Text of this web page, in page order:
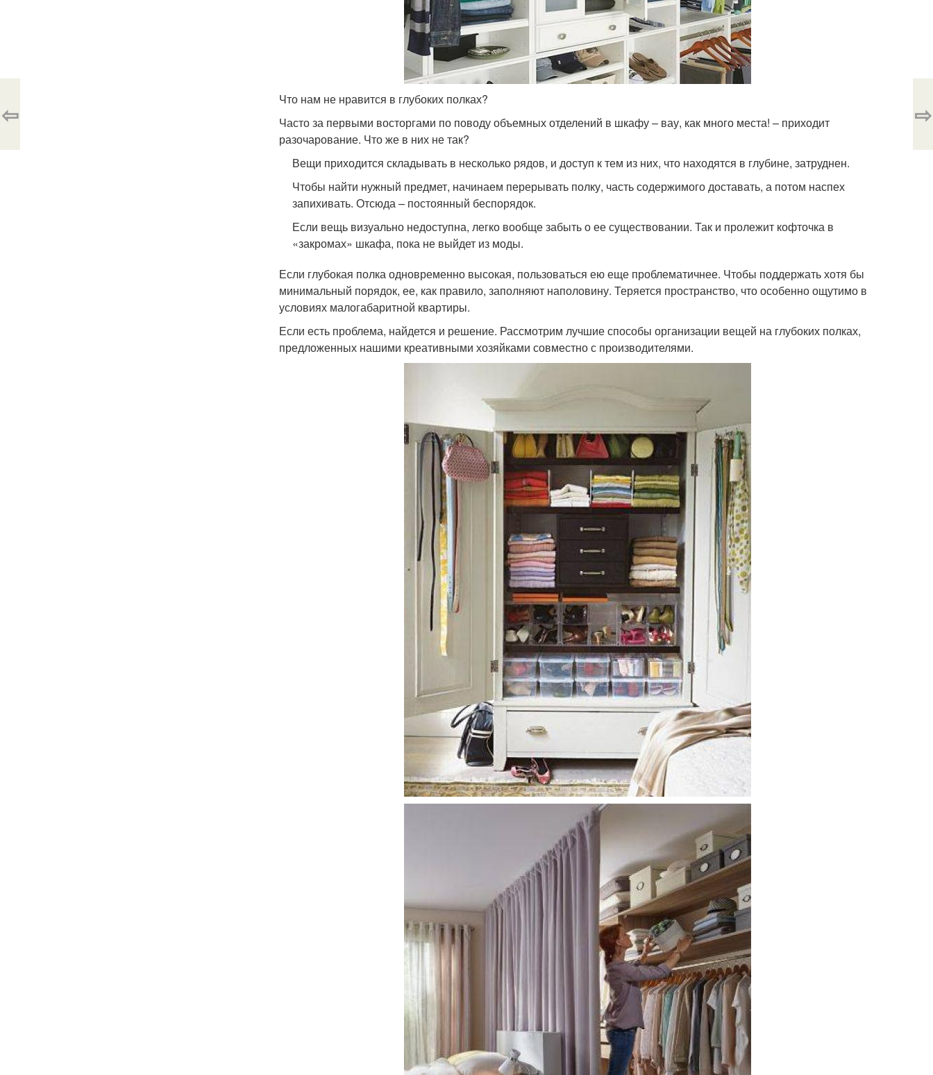
Что нам не нравится в глубоких полках?
Часто за первыми восторгами по поводу объемных отделений в шкафу – вау, как много места! – приходит
разочарование. Что же в них не так?
Вещи приходится складывать в несколько рядов, и доступ к тем из них, что находятся в глубине, затруднен.
Чтобы найти нужный предмет, начинаем перерывать полку, часть содержимого доставать, а потом наспех
запихивать. Отсюда – постоянный беспорядок.
Если вещь визуально недоступна, легко вообще забыть о ее существовании. Так и пролежит кофточка в
«закромах» шкафа, пока не выйдет из моды.
Если глубокая полка одновременно высокая, пользоваться ею еще проблематичнее. Чтобы поддержать хотя бы
минимальный порядок, ее, как правило, заполняют наполовину. Теряется пространство, что особенно ощутимо в
условиях малогабаритной квартиры.
Если есть проблема, найдется и решение. Рассмотрим лучшие способы организации вещей на глубоких полках,
предложенных нашими креативными хозяйками совместно с производителями.
⇦ ⇨